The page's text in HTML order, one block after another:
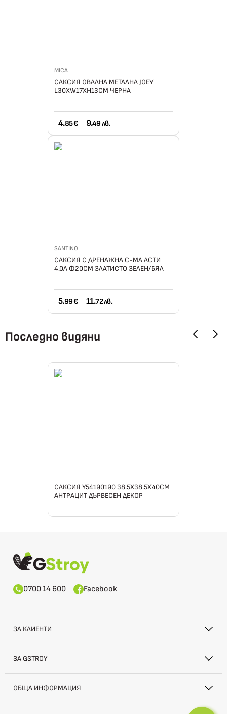
MICA
САКСИЯ ОВАЛНА МЕТАЛНА JOEY
L30XW17XH13СМ ЧЕРНА
4.85 € 9.49 лв.
SANTINO
САКСИЯ С ДРЕНАЖНА С-МА АСТИ
4.0Л Ф20СМ ЗЛАТИСТО ЗЕЛЕН/БЯЛ
5.99 € 11.72 лв.
Последно видяни
САКСИЯ Y54190190 38.5Х38.5Х40СМ
АНТРАЦИТ ДЪРВЕСЕН ДЕКОР
0700 14 600 Facebook
ЗА КЛИЕНТИ
ЗА GSTROY
ОБЩА ИНФОРМАЦИЯ